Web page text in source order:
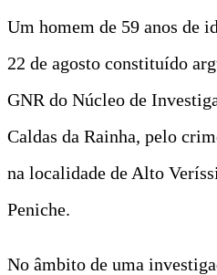
Um homem de 59 anos de
22 de agosto constituído
GNR do Núcleo de
Caldas da Rainha, pelo
na localidade de Alto
Peniche.
No âmbito de uma